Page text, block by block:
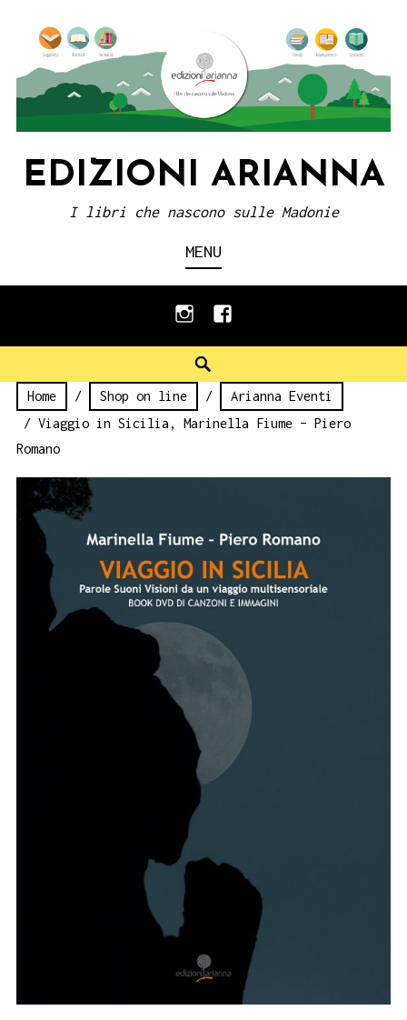
content
EDIZIONI ARIANNA
I libri che nascono sulle Madonie
MENU
instagramfacebook
Home / Shop on line /
Arianna Eventi
/ Viaggio in Sicilia, Marinella Fiume – Piero
Romano